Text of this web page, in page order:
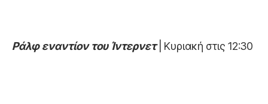
Ράλφ εναντίον του Ίντερνετ| Κυριακή στις 12:30